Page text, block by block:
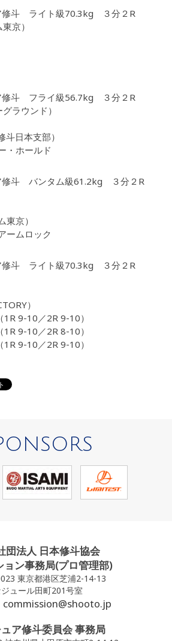
修斗 ライト級70.3kg ３分２R
京）
修斗 フライ級56.7kg ３分２R
ラウンド）
日本支部）
・ホールド
修斗 バンタム級61.2kg ３分２R
京）
ームロック
修斗 ライト級70.3kg ３分２R
）
9-10／2R 9-10）
9-10／2R 8-10）
9-10／2R 9-10）
団法人 日本修斗協会
ョン事務局(プロ管理部)
東京都港区芝浦2-14-13
ュール田町201号室
commission@shooto.jp
ア修斗委員会 事務局